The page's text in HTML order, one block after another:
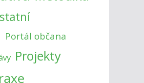
Portál občana
Projekty